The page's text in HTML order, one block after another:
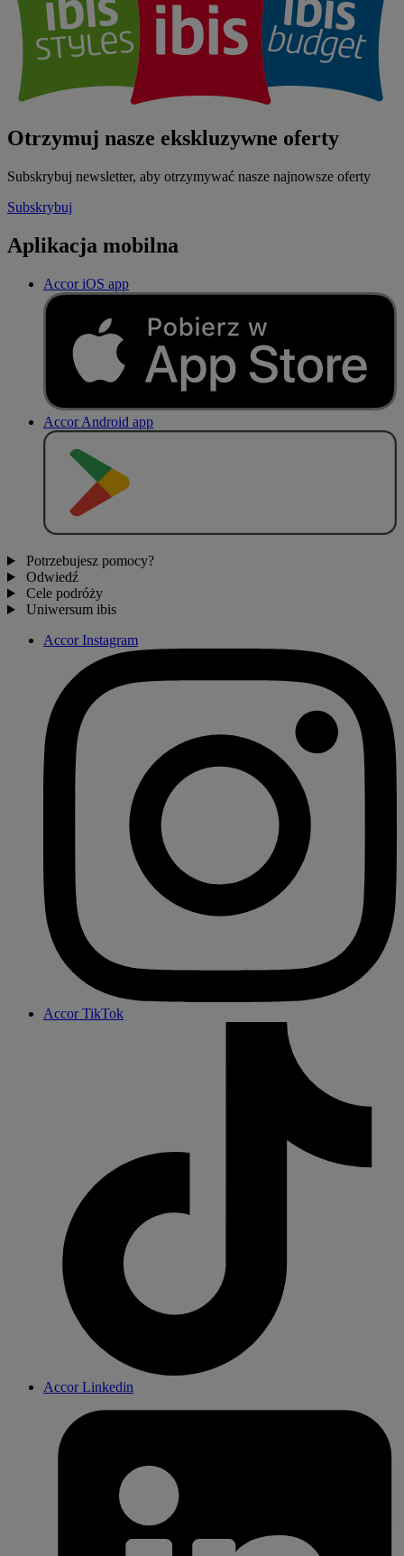
Otrzymuj nasze ekskluzywne oferty
Subskrybuj newsletter, aby otrzymywać nasze najnowsze oferty
Subskrybuj
Aplikacja mobilna
Accor iOS app
Accor Android app
Potrzebujesz pomocy?
Odwiedź
Cele podróży
Uniwersum ibis
Accor Instagram
Accor TikTok
Accor Linkedin